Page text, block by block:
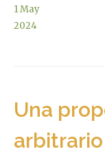
1May
2024
Una